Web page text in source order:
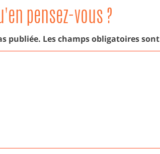
pensez-vous ?
publiée. Les champs obligatoires